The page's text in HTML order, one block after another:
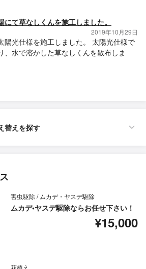
て草なしくんを施工しました。
2019年10月29日
陽光仕様を施工しました。 太陽光仕様で
、水で溶かした草なしくんを散布しま
替えを探す
害虫駆除 / ムカデ・ヤスデ駆除
ムカデ•ヤスデ駆除ならお任せ下さい！
¥15,000